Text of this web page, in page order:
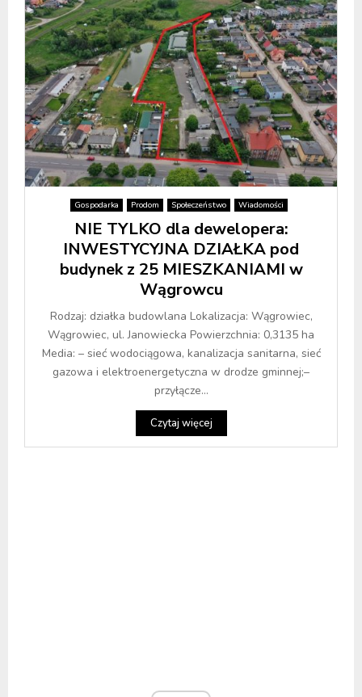
Gospodarka Prodom Społeczeństwo Wiadomości
NIE TYLKO dla dewelopera:
INWESTYCYJNA DZIAŁKA pod
budynek z 25 MIESZKANIAMI w
Wągrowcu
Rodzaj: działka budowlana Lokalizacja: Wągrowiec,
Wągrowiec, ul. Janowiecka Powierzchnia: 0,3135 ha
Media: – sieć wodociągowa, kanalizacja sanitarna, sieć
gazowa i elektroenergetyczna w drodze gminnej;–
przyłącze...
Czytaj więcej